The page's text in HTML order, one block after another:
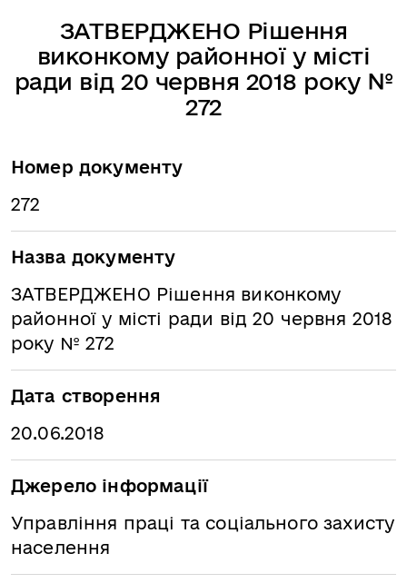
ЗАТВЕРДЖЕНО Рішення
виконкому районної у місті
ради від 20 червня 2018 року №
272
Номер документу
272
Назва документу
ЗАТВЕРДЖЕНО Рішення виконкому
районної у місті ради від 20 червня 2018
року № 272
Дата створення
20.06.2018
Джерело інформації
Управління праці та соціального захисту
населення